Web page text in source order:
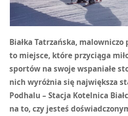
Białka Tatrzańska, malowniczo
to miejsce, które przyciąga
sportów na swoje wspaniałe
nich wyróżnia się największa
Podhalu – Stacja Kotelnica
na to, czy jesteś